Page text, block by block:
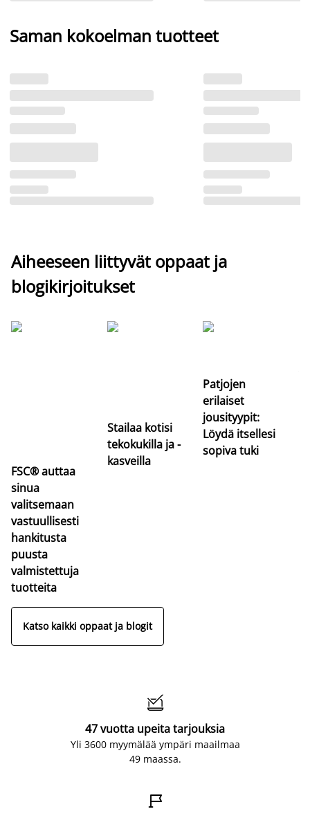
Saman kokoelman tuotteet
Aiheeseen liittyvät oppaat ja
blogikirjoitukset
FSC® auttaa
sinua
valitsemaan
vastuullisesti
hankitusta
puusta
valmistettuja
tuotteita
Stailaa kotisi
tekokukilla ja -
kasveilla
Patjojen
erilaiset
jousityypit:
Löydä itsellesi
sopiva tuki
Katso kaikki oppaat ja blogit

47 vuotta upeita tarjouksia
Yli 3600 myymälää ympäri maailmaa
49 maassa.
